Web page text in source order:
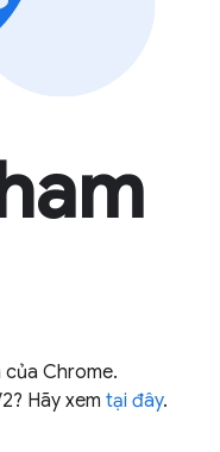
của Chrome.
Hãy xem tại đây.